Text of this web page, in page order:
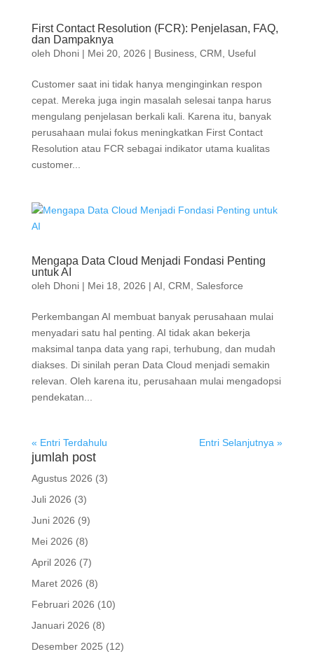
First Contact Resolution (FCR): Penjelasan, FAQ,
dan Dampaknya
oleh Dhoni| Mei 20, 2026 | Business, CRM Useful
Customer saat ini tidak hanya menginginkan respon
cepat. Mereka juga ingin masalah selesai tanpa harus
mengulang penjelasan berkali kali. Karena itu, banyak
perusahaan mulai fokus meningkatkan First Contact
Resolution atau FCR sebagai indikator utama kualitas
customer...
Mengapa Data Cloud Menjadi Fondasi Penting
untuk AI
oleh Dhoni| Mei 18, 2026 | AI CRM Salesforce
Perkembangan AI membuat banyak perusahaan mulai
menyadari satu hal penting. AI tidak akan bekerja
maksimal tanpa data yang rapi, terhubung, dan mudah
diakses. Di sinilah peran Data Cloud menjadi semakin
relevan. Oleh karena itu, perusahaan mulai mengadopsi
pendekatan...
« Entri Terdahulu Entri Selanjutnya »
jumlah post
Agustus 2026 (3)
Juli 2026 (3)
Juni 2026 (9)
Mei 2026 (8)
April 2026 (7)
Maret 2026 (8)
Februari 2026 (10)
Januari 2026 (8)
Desember 2025 (12)